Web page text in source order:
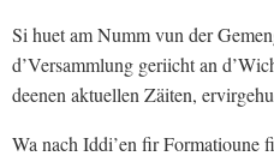
Si huet am Numm vun der
d’Versammlung geriicht an
deenen aktuellen Zäiten,
Wa nach Iddi’en fir Formatioune